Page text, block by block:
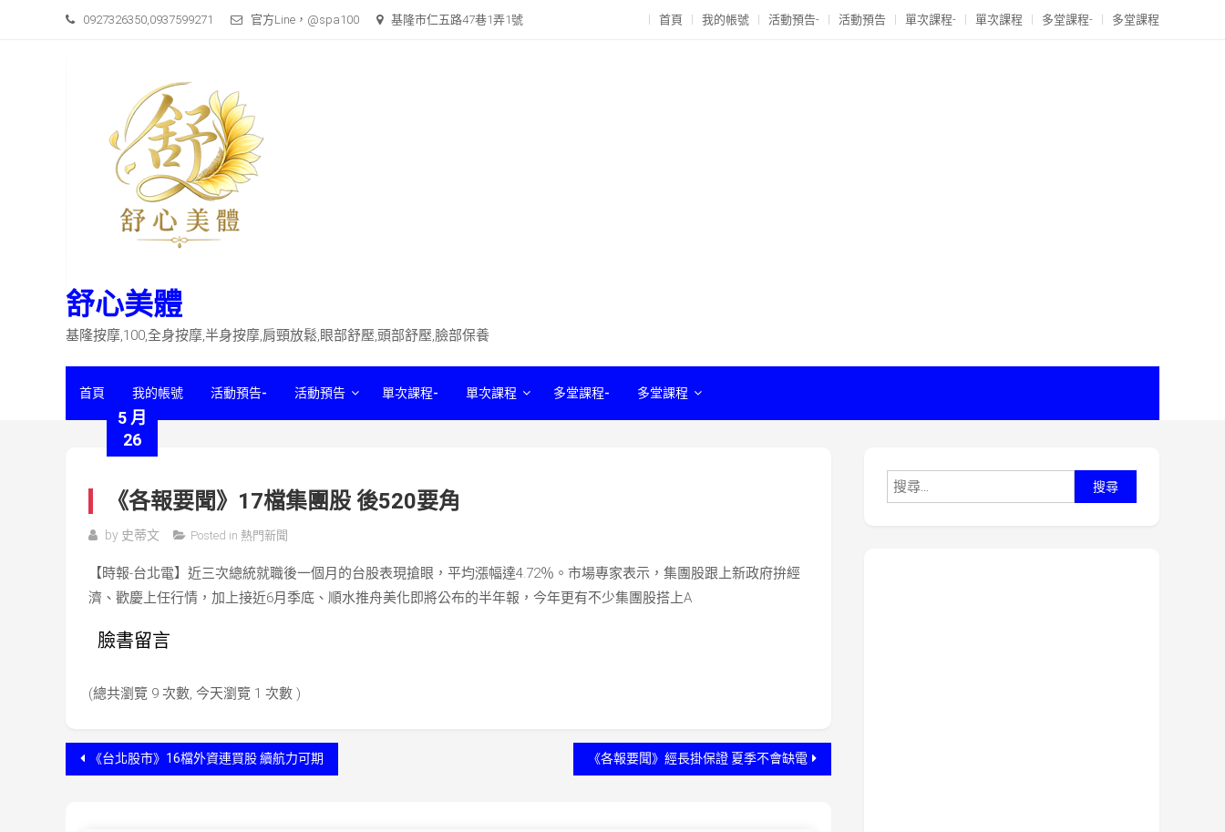
0927326350,0937599271 官方Line，@spa100 基隆市仁五路47巷1弄1號 首頁 我的帳號 活動預告- 活動預告 單次課程- 單次課程 多堂課程- 多堂課程
舒心美體
基隆按摩,100,全身按摩,半身按摩,肩頸放鬆,眼部舒壓,頭部舒壓,臉部保養
首頁 我的帳號 活動預告- 活動預告 單次課程- 單次課程 多堂課程- 多堂課程
5 月
26
《各報要聞》17檔集團股 後520要角
by 史蒂文 Posted in 熱門新聞
【時報-台北電】近三次總統就職後一個月的台股表現搶眼，平均漲幅達4.72％。市場專家表示，集團股跟上新政府拚經
濟、歡慶上任行情，加上接近6月季底、順水推舟美化即將公布的半年報，今年更有不少集團股搭上A
臉書留言
(總共瀏覽 9 次數, 今天瀏覽 1 次數 )
文
《台北股市》16檔外資連買股 續航力可期 《各報要聞》經長掛保證 夏季不會缺電
尋